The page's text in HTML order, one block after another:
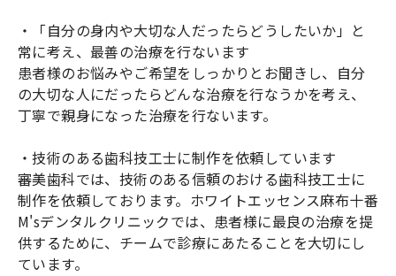
・「自分の身内や大切な人だったらどうしたいか」と
常に考え、最善の治療を行ないます
患者様のお悩みやご希望をしっかりとお聞きし、自分
の大切な人にだったらどんな治療を行なうかを考え、
丁寧で親身になった治療を行ないます。
・技術のある歯科技工士に制作を依頼しています
審美歯科では、技術のある信頼のおける歯科技工士に
制作を依頼しております。ホワイトエッセンス麻布十番
M'sデンタルクリニックでは、患者様に最良の治療を提
供するために、チームで診療にあたることを大切にし
ています。